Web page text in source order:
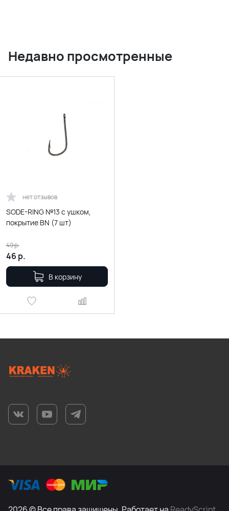
Недавно просмотренные
нет отзывов
SODE-RING №13 с ушком,
покрытие BN (7 шт)
46 р.
49р.
В корзину